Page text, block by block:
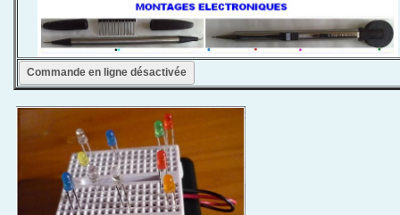
Commande en ligne désactivée